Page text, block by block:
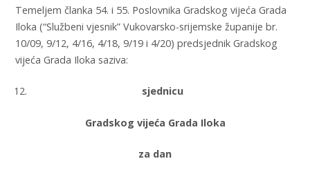
Temeljem članka 54. i 55. Poslovnika Gradskog vijeća Grada
Iloka (“Službeni vjesnik” Vukovarsko-srijemske županije br.
10/09, 9/12, 4/16, 4/18, 9/19 i 4/20) predsjednik Gradskog
vijeća Grada Iloka saziva:
sjednicu
Gradskog vijeća Grada Iloka
za dan